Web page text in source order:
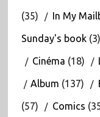
(35) In My
Sunday's book(3)
Cinéma (18)
Album (137)
(57) Comics